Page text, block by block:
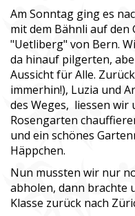
Am Sonntag ging es
mit dem Bähnli auf
"Uetliberg" von Bern.
da hinauf pilgerten,
Aussicht für Alle.
immerhin!), Luzia und
des Weges, liessen wir
Rosengarten
und ein schönes
Häppchen.
Nun mussten wir nur
abholen, dann brachte
Klasse zurück nach